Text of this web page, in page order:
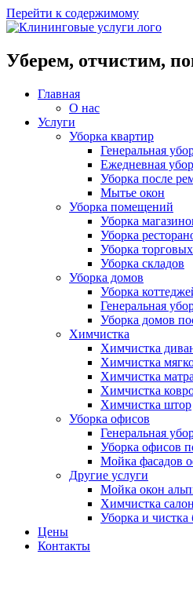
Перейти к содержимому
Уберем, отчистим,
Главная
О нас
Услуги
Уборка квартир
Генеральная
Ежедневная
Уборка после
Мытье окон
Уборка помещений
Уборка
Уборка
Уборка
Уборка складов
Уборка домов
Уборка
Генеральная
Уборка домов
Химчистка
Химчистка
Химчистка
Химчистка
Химчистка
Химчистка штор
Уборка офисов
Генеральная
Уборка офисов
Мойка фасадов
Другие услуги
Мойка окон
Химчистка
Уборка и чистка
Цены
Контакты